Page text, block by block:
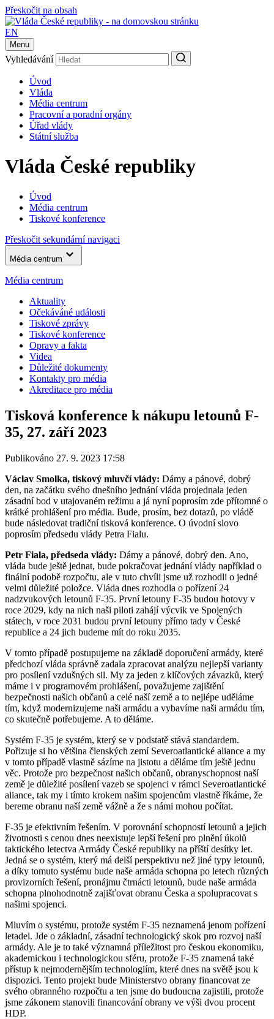
Přeskočit na obsah
EN
Menu
Vyhledávání
Úvod
Vláda
Média centrum
Pracovní a poradní orgány
Úřad vlády
Státní služba
Vláda České republiky
Úvod
Média centrum
Tiskové konference
Přeskočit sekundární navigaci
Média centrum
Média centrum
Aktuality
Očekáváné události
Tiskové zprávy
Tiskové konference
Opravy a fakta
Videa
Důležité dokumenty
Kontakty pro média
Akreditace pro média
Tisková konference k nákupu letounů F-
35, 27. září 2023
Publikováno 27. 9. 2023 17:58
Václav Smolka, tiskový mluvčí vlády: Dámy a pánové, dobrý
den, na začátku svého dnešního jednání vláda projednala jeden
zásadní bod v utajovaném režimu a já nyní poprosím zde přítomné o
krátké prohlášení pro média. Bude, prosím, bez dotazů, po vládě
bude následovat tradiční tisková konference. O úvodní slovo
poprosím předsedu vlády Petra Fialu.
Petr Fiala, předseda vlády: Dámy a pánové, dobrý den. Ano,
vláda bude ještě jednat, bude pokračovat jednání vlády například o
finální podobě rozpočtu, ale v tuto chvíli jsme už rozhodli o jedné
velmi důležité položce. Vláda dnes rozhodla o pořízení 24
nadzvukových letounů F-35. První letouny F-35 budou hotovy v
roce 2029, kdy na nich naši piloti zahájí výcvik ve Spojených
státech, v roce 2031 budou první letouny přímo tady v České
republice a 24 jich budeme mít do roku 2035.
V tomto případě postupujeme na základě doporučení armády, které
předchozí vláda správně zadala zpracovat analýzu nejlepší varianty
pro posílení vzdušných sil. My za jeden z klíčových závazků, který
máme i v programovém prohlášení, považujeme zajištění
bezpečnosti našich občanů a celé naší země a to nejlépe uděláme
tím, když modernizujeme naši armádu a vybavíme naši armádu tím,
co skutečně potřebujeme. A to děláme.
Systém F-35 je systém, který se v podstatě stává standardem.
Pořizuje si ho většina členských zemí Severoatlantické aliance a my
v tomto případě vlastně sázíme na jistotu a děláme tím ještě jednu
věc. Protože pro bezpečnost našich občanů, obranyschopnost naší
země je důležité posílení vazeb se spojenci v rámci Severoatlantické
aliance, tak my i tímto krokem našim spojencům vlastně říkáme, že
bereme obranu naší země vážně a že s námi mohou počítat.
F-35 je efektivním řešením. V porovnání schopností letounů a jejich
životnosti s cenou dnes neexistuje lepší řešení pro plnění úkolů
taktického letectva Armády České republiky na příští desítky let.
Jedná se o systém, který má delší perspektivu než jiné typy letounů,
a díky tomuto systému bude naše armáda schopna po letech různých
provizorních řešení, pronájmu čtrnácti letounů, bude naše armáda
schopna plnohodnotně zajišťovat obranu Česka a spolupracovat s
našimi spojenci.
Mluvím o systému, protože systém F-35 neznamená jenom pořízení
letadel. Jde o základní, zásadní technologický skok pro rozvoj naší
armády. Ale je to také významná příležitost pro českou ekonomiku,
akademickou i technologickou sféru, protože F-35 znamená také
přístup k nejmodernějším technologiím, které dnes na světě jsou k
dispozici. Tento projekt bude Ministerstvo obrany financovat ze
svého obranného rozpočtu a ten jsme do budoucna zajistili, protože
jsme zákonem stanovili financování obrany ve výši dvou procent
HDP.